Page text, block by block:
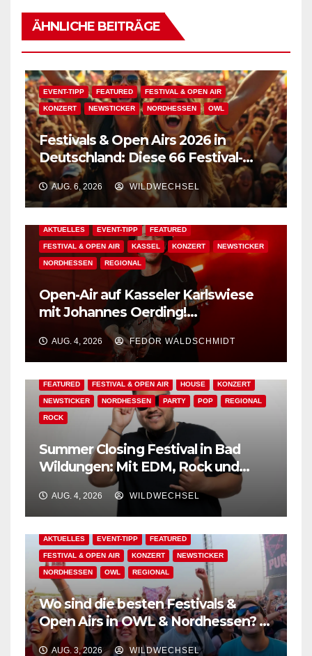
ÄHNLICHE BEITRÄGE
EVENT-TIPP FEATURED FESTIVAL & OPEN AIR
KONZERT NEWSTICKER NORDHESSEN OWL
Festivals & Open Airs 2026 in
Deutschland: Diese 66 Festival-
Events warten auf Dich!
AUG. 6, 2026 WILDWECHSEL
AKTUELLES EVENT-TIPP FEATURED
FESTIVAL & OPEN AIR KASSEL KONZERT NEWSTICKER
NORDHESSEN REGIONAL
Open-Air auf Kasseler Karlswiese
mit Johannes Oerding!
Zusatzkontingent an Tickets
erhältlich!
AUG. 4, 2026 FEDOR WALDSCHMIDT
FEATURED FESTIVAL & OPEN AIR HOUSE KONZERT
NEWSTICKER NORDHESSEN PARTY POP REGIONAL
ROCK
Summer Closing Festival in Bad
Wildungen: Mit EDM, Rock und
Festivalflair klingt der Sommer aus!
AUG. 4, 2026 WILDWECHSEL
AKTUELLES EVENT-TIPP FEATURED
FESTIVAL & OPEN AIR KONZERT NEWSTICKER
NORDHESSEN OWL REGIONAL
Wo sind die besten Festivals &
Open Airs in OWL & Nordhessen? –
Der Ww-Festival-Planer!
AUG. 3, 2026 WILDWECHSEL